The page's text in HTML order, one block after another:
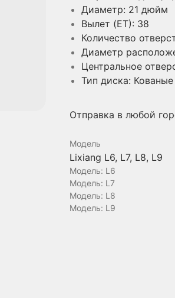
Диаметр: 21 дюйм
Вылет (ET): 38
Количество
Диаметр
Центральное
Тип диска: Кованые
Отправка в любой
Модель
Lixiang L6, L7, L8, L9
Модель: L6
Модель: L7
Модель: L8
Модель: L9